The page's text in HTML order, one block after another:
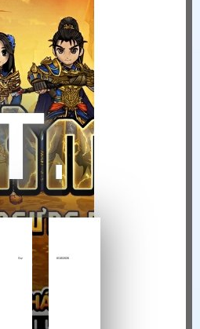
THÔNG BÁO NGỪNG VẬN HÀNH HIỆP KHÁCH MOBILE TẠI VIỆT NAM
Sự 6/18/2026